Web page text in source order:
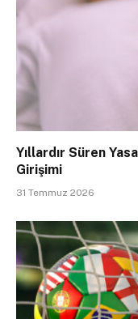
Yıllardır Süren
Girişimi
31 Temmuz 2026